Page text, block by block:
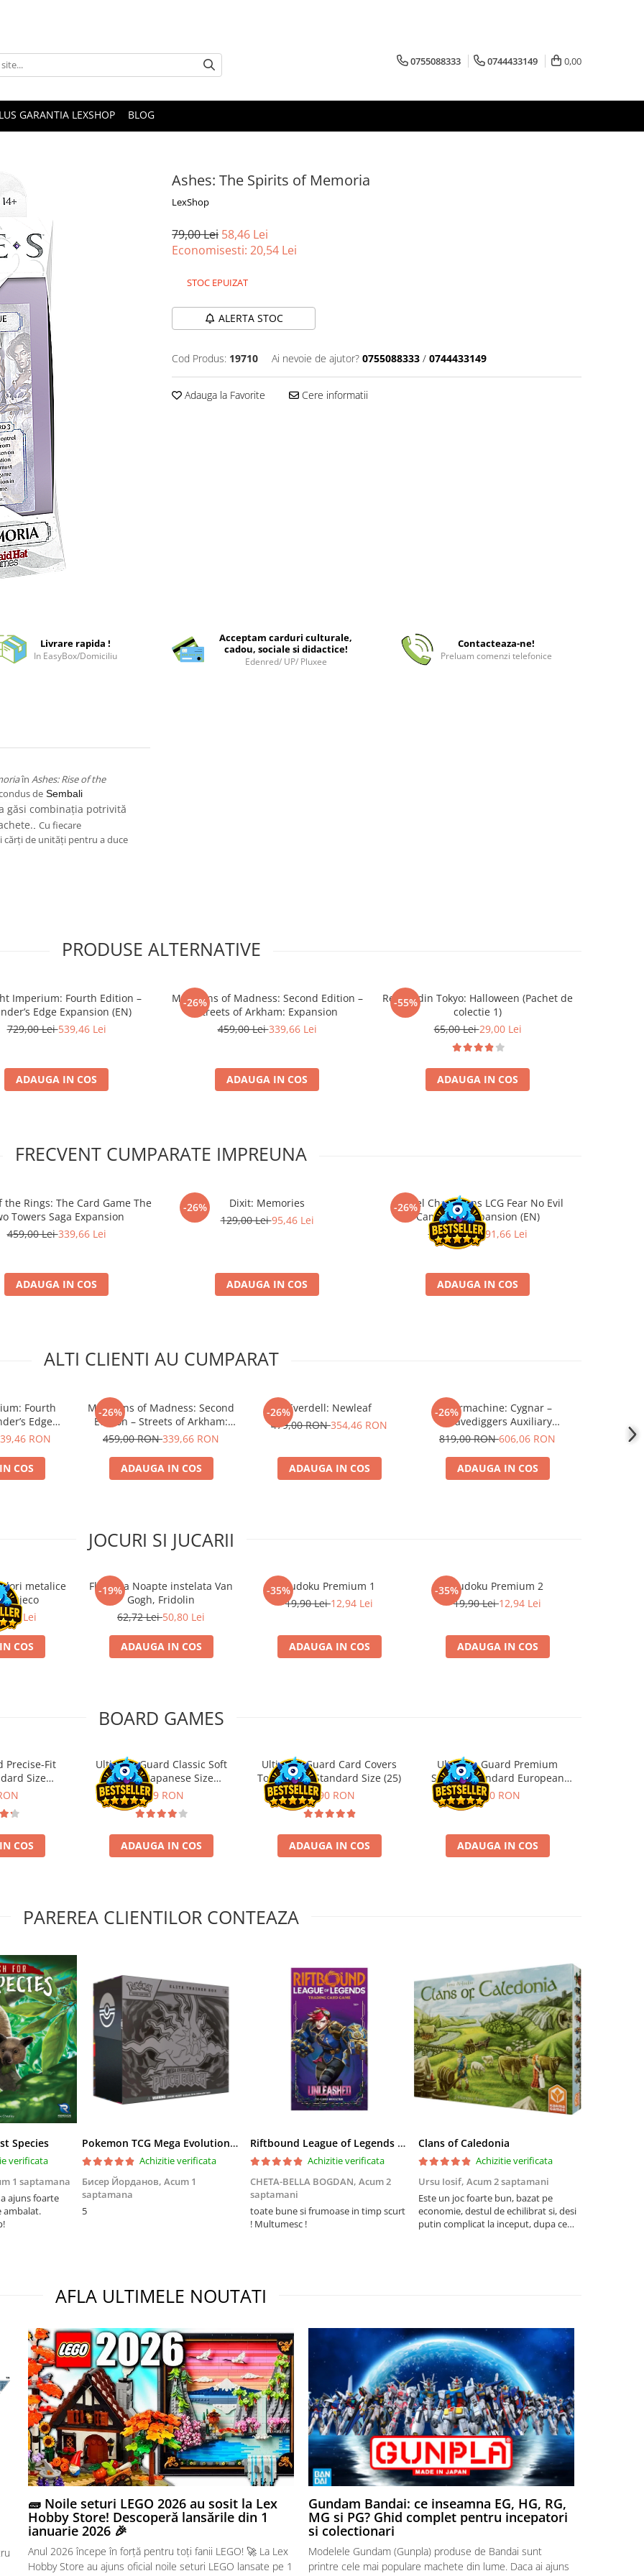
0755088333 0744433149 0,00
GARANTIA LEXSHOP BLOG
Ashes: The Spirits of Memoria
LexShop
79,00 Lei 58,46 Lei
Economisesti: 20,54 Lei
STOC EPUIZAT
ALERTA STOC
Cod Produs: 19710 Ai nevoie de ajutor? 0755088333 / 0744433149
Adauga la Favorite Cere informatii
Livrare rapida !
In EasyBox/Domiciliu
Acceptam carduri culturale,
cadou, sociale si didactice!
Edenred/ UP/ Pluxee
Contacteaza-ne!
Preluam comenzi telefonice
în Ashes: Rise of the
de Sembali
găsi combinația potrivită
Cu fiecare
cărți de unități pentru a duce
PRODUSE ALTERNATIVE
Imperium: Fourth Edition –
Edge Expansion (EN)
729,00 Lei539,46 Lei
ADAUGA IN COS
-26%
Mansions of Madness: Second Edition –
Streets of Arkham: Expansion
459,00 Lei339,66 Lei
ADAUGA IN COS
-55%
Regele din Tokyo: Halloween (Pachet de
colectie 1)
65,00 Lei29,00 Lei
ADAUGA IN COS
FRECVENT CUMPARATE IMPREUNA
the Rings: The Card Game The
Towers Saga Expansion
459,00 Lei339,66 Lei
ADAUGA IN COS
-26%
Dixit: Memories
129,00 Lei95,46 Lei
ADAUGA IN COS
-26%
Marvel Champions LCG Fear No Evil
Campaign Expansion (EN)
259,00 Lei191,66 Lei
ADAUGA IN COS
ALTI CLIENTI AU CUMPARAT
Fourth
Edge
(EN) RON
COS
-26%
Mansions of Madness: Second
Edition – Streets of Arkham:
Expansion
459,00 RON339,66 RON
ADAUGA IN COS
-26%Everdell: Newleaf
479,00 RON354,46 RON
ADAUGA IN COS
-26%
Warmachine: Cygnar –
Gravediggers Auxiliary
Expansion
819,00 RON606,06 RON
ADAUGA IN COS
JOCURI SI JUCARII
metalice
Djeco
Lei
COS
-19%
Flasneta Noapte instelata Van
Gogh, Fridolin
62,72 Lei50,80 Lei
ADAUGA IN COS
-35%Sudoku Premium 1
19,90 Lei12,94 Lei
ADAUGA IN COS
-35%Sudoku Premium 2
19,90 Lei12,94 Lei
ADAUGA IN COS
BOARD GAMES
Precise-Fit
Size
(100)
COS
Ultimate Guard Classic Soft
Sleeves Japanese Size
Transparent (100)
9,99 RON
ADAUGA IN COS
Ultimate Guard Card Covers
Toploading Standard Size (25)
29,90 RON
ADAUGA IN COS
Ultimate Guard Premium
Sleeves Standard European
Board Game Size (50)
9,90 RON
ADAUGA IN COS
PAREREA CLIENTILOR CONTEAZA
Species
verificata
1 saptamana
ajuns foarte
ambalat.
Pokemon TCG Mega Evolution Pitch Black Elite Trainer Box
Achizitie verificata
Бисер Йорданов, Acum 1
saptamana
5
Riftbound League of Legends TCG Unleashed Booster Pack 14 Carti
Achizitie verificata
CHETA-BELLA BOGDAN, Acum 2
saptamani
toate bune si frumoase in timp scurt
! Multumesc !
Clans of Caledonia
Achizitie verificata
Ursu Iosif, Acum 2 saptamani
Este un joc foarte bun, bazat pe
economie, destul de echilibrat si, desi
putin complicat la inceput, dupa ce
AFLA ULTIMELE NOUTATI
🧱 Noile seturi LEGO 2026 au sosit la Lex
Hobby Store! Descoperă lansările din 1
ianuarie 2026 🎉
Anul 2026 începe în forță pentru toți fanii LEGO! 🚀 La Lex
Hobby Store au ajuns oficial noile seturi LEGO lansate pe 1
Gundam Bandai: ce inseamna EG, HG, RG,
MG si PG? Ghid complet pentru incepatori
si colectionari
Modelele Gundam (Gunpla) produse de Bandai sunt
printre cele mai populare machete din lume. Daca ai ajuns